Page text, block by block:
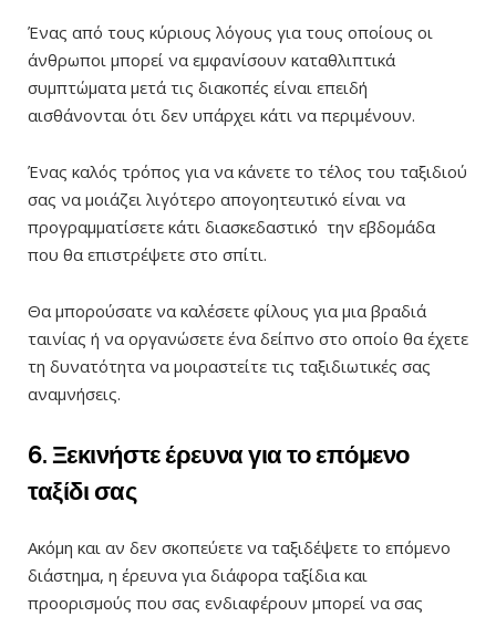
Ένας από τους κύριους λόγους για τους οποίους οι
άνθρωποι μπορεί να εμφανίσουν καταθλιπτικά
συμπτώματα μετά τις διακοπές είναι επειδή
αισθάνονται ότι δεν υπάρχει κάτι να περιμένουν.
Ένας καλός τρόπος για να κάνετε το τέλος του ταξιδιού
σας να μοιάζει λιγότερο απογοητευτικό είναι να
προγραμματίσετε κάτι διασκεδαστικό την εβδομάδα
που θα επιστρέψετε στο σπίτι.
Θα μπορούσατε να καλέσετε φίλους για μια βραδιά
ταινίας ή να οργανώσετε ένα δείπνο στο οποίο θα έχετε
τη δυνατότητα να μοιραστείτε τις ταξιδιωτικές σας
αναμνήσεις.
6. Ξεκινήστε έρευνα για το επόμενο
ταξίδι σας
Ακόμη και αν δεν σκοπεύετε να ταξιδέψετε το επόμενο
διάστημα, η έρευνα για διάφορα ταξίδια και
προορισμούς που σας ενδιαφέρουν μπορεί να σας